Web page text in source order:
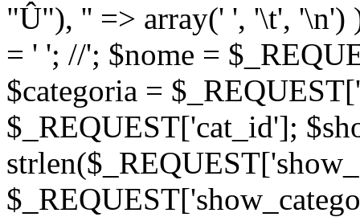
"Û"), '' => array(' ', '\t',
= ' '; //'; $nome =
$categoria =
$_REQUEST['cat_id'];